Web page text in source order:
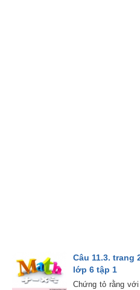
Câu 11.3. trang
lớp 6 tập 1
Chứng tỏ rằng